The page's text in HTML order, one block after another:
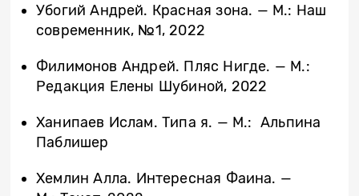
Убогий Андрей. Красная зона. — М.: Наш
современник, №1, 2022
Филимонов Андрей. Пляс Нигде. — М.:
Редакция Елены Шубиной, 2022
Ханипаев Ислам. Типа я. — М.: Альпина
Паблишер
Хемлин Алла. Интересная Фаина. —